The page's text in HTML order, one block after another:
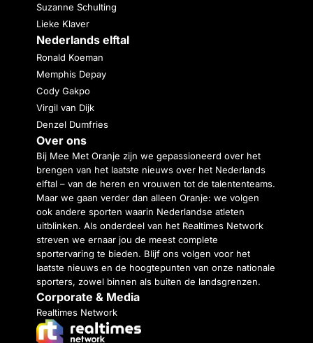
Suzanne Schulting
Lieke Klaver
Nederlands elftal
Ronald Koeman
Memphis Depay
Cody Gakpo
Virgil van Dijk
Denzel Dumfries
Over ons
Bij Mee Met Oranje zijn we gepassioneerd over het
brengen van het laatste nieuws over het Nederlands
elftal – van de heren en vrouwen tot de talententeams.
Maar we gaan verder dan alleen Oranje: we volgen
ook andere sporten waarin Nederlandse atleten
uitblinken. Als onderdeel van het Realtimes Network
streven we ernaar jou de meest complete
sportervaring te bieden. Blijf ons volgen voor het
laatste nieuws en de hoogtepunten van onze nationale
sporters, zowel binnen als buiten de landsgrenzen.
Corporate & Media
Realtimes Network